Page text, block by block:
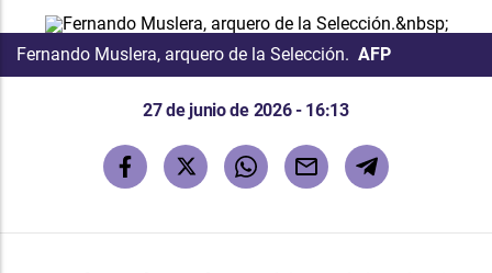
Fernando Muslera, arquero de la Selección. AFP
27 de junio de 2026 - 16:13